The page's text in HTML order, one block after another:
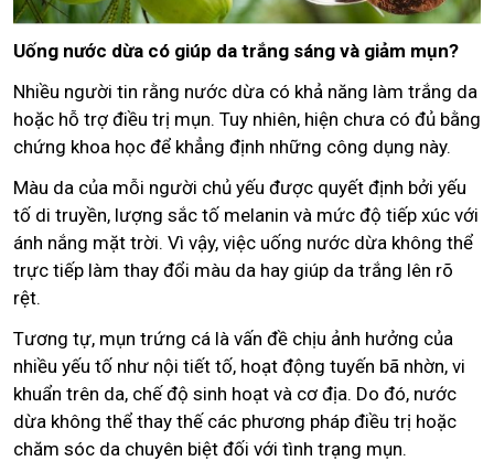
Uống nước dừa có giúp da trắng sáng và giảm mụn?
Nhiều người tin rằng nước dừa có khả năng làm trắng da
hoặc hỗ trợ điều trị mụn. Tuy nhiên, hiện chưa có đủ bằng
chứng khoa học để khẳng định những công dụng này.
Màu da của mỗi người chủ yếu được quyết định bởi yếu
tố di truyền, lượng sắc tố melanin và mức độ tiếp xúc với
ánh nắng mặt trời. Vì vậy, việc uống nước dừa không thể
trực tiếp làm thay đổi màu da hay giúp da trắng lên rõ
rệt.
Tương tự, mụn trứng cá là vấn đề chịu ảnh hưởng của
nhiều yếu tố như nội tiết tố, hoạt động tuyến bã nhờn, vi
khuẩn trên da, chế độ sinh hoạt và cơ địa. Do đó, nước
dừa không thể thay thế các phương pháp điều trị hoặc
chăm sóc da chuyên biệt đối với tình trạng mụn.